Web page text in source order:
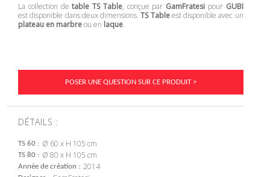
La collection detable TS Table, conçue par GamFratesi pour GUBI
est disponible dans deux dimensions.TS Tableest disponible avec un
plateau en marbreou en laque.
POSER UNE QUESTION SUR CE PRODUIT >
DÉTAILS :
TS 60 Ø 60 x H 105 cm
TS 80 Ø 80 x H 105 cm
Année de création 2014